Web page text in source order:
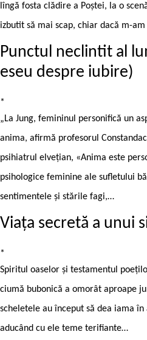
lîngă fosta clădire a Poștei, la o
izbutit să mai scap, chiar dacă m-
Punctul neclintit al
eseu despre iubire)
*
„La Jung, femininul personifică un
anima, afirmă profesorul
psihiatrul elvețian, «Anima este
psihologice feminine ale sufletului
sentimentele și stările fagi,…
Viața secretă a unui
*
Spiritul oaselor și testamentul
ciumă bubonică a omorât aproape
scheletele au început să dea iama
aducând cu ele teme terifiante…